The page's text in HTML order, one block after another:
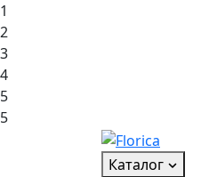
1
2
3
4
5
5
Каталог